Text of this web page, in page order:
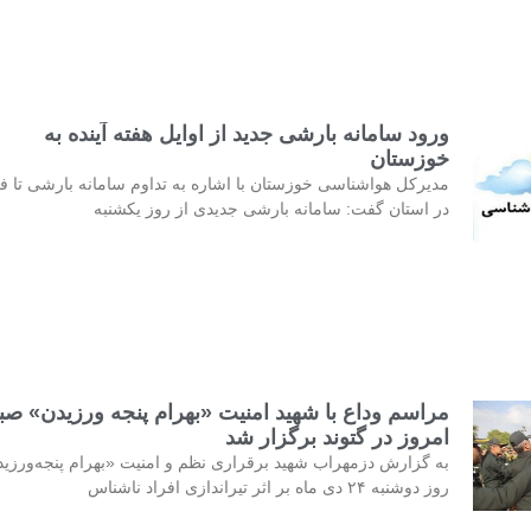
ورود سامانه بارشی جدید از اوایل هفته آینده به
خوزستان
مدیرکل هواشناسی خوزستان با اشاره به تداوم سامانه بارشی تا
در استان گفت: سامانه بارشی جدیدی از روز یکشنبه
مراسم وداع با شهید امنیت «بهرام پنجه ورزیدن»
امروز در گتوند برگزار شد
به گزارش دزمهراب شهید برقراری نظم و امنیت «بهرام
روز دوشنبه ۲۴ دی ماه بر اثر تیراندازی افراد ناشناس